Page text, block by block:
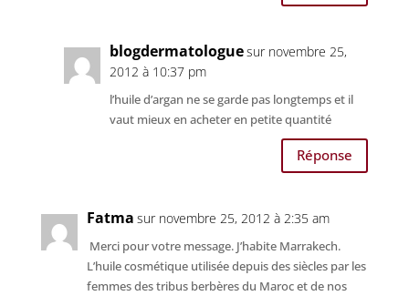
blogdermatologuesur novembre 25,
2012 à 10:37 pm
l’huile d’argan ne se garde pas longtemps et il
vaut mieux en acheter en petite quantité
Réponse
Fatma sur novembre 25, 2012 à 2:35 am
Merci pour votre message. J’habite Marrakech.
L’huile cosmétique utilisée depuis des siècles par les
femmes des tribus berbères du Maroc et de nos